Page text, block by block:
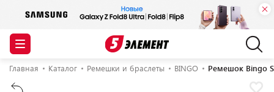
Главная Каталог Ремешки и браслеты BINGO Ремешок Bingo